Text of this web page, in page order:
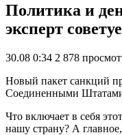
Политика и
эксперт
30.08 0:34 2 878
Новый пакет санкций
Соединенными
Что включает в себя
нашу страну? А